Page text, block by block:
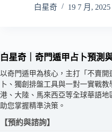
白星奇
19 7 月, 2025
白星奇｜奇門遁甲占卜預測
以奇門遁甲為核心，主打「不賣開
卜、獨創排盤工具與一對一實戰
港、大陸、馬來西亞等全球華語地
助您掌握精準決策。
【預約與諮詢】